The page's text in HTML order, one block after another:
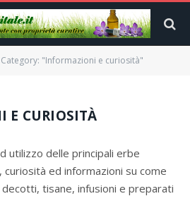
Category: "Informazioni e curiosità"
E CURIOSITÀ
utilizzo delle principali erbe
ed informazioni su come
tisane, infusioni e preparati